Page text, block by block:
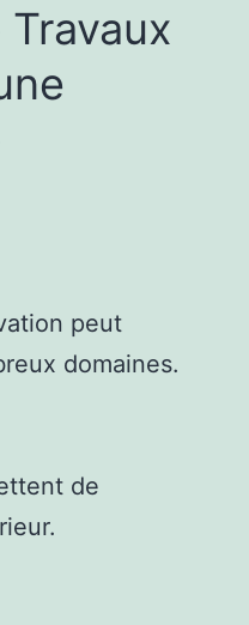
peut
domaines.
de